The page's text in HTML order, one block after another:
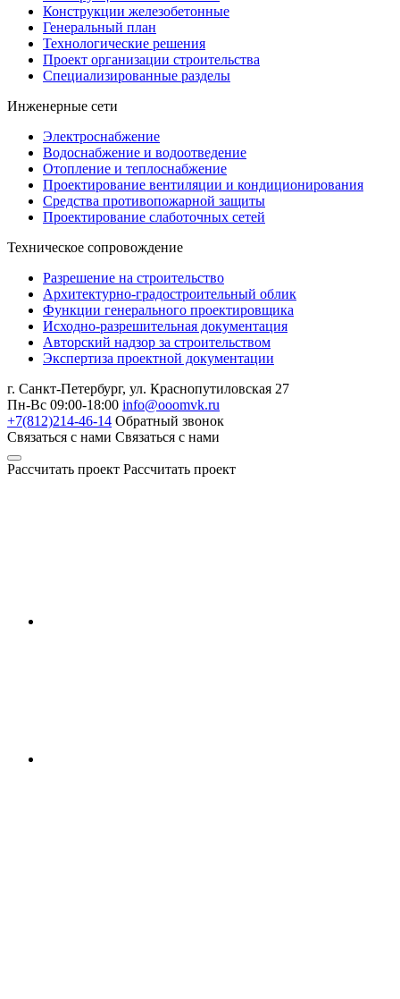
Конструкции железобетонные
Генеральный план
Технологические решения
Проект организации строительства
Специализированные разделы
Инженерные сети
Электроснабжение
Водоснабжение и водоотведение
Отопление и теплоснабжение
Проектирование вентиляции и кондиционирования
Средства противопожарной защиты
Проектирование слаботочных сетей
Техническое сопровождение
Разрешение на строительство
Архитектурно-градостроительный облик
Функции генерального проектировщика
Исходно-разрешительная документация
Авторский надзор за строительством
Экспертиза проектной документации
г. Санкт-Петербург, ул. Краснопутиловская 27
Пн-Вс 09:00-18:00 info@ooomvk.ru
+7(812)214-46-14 Обратный звонок
Связаться с нами Связаться с нами
Рассчитать проект Рассчитать проект